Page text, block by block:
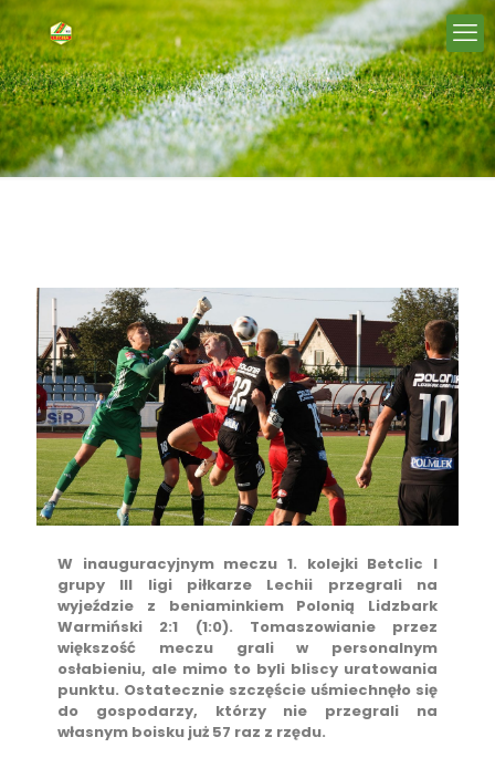
W inauguracyjnym meczu 1. kolejki Betclic I
grupy III ligi piłkarze Lechii przegrali na
wyjeździe z beniaminkiem Polonią Lidzbark
Warmiński 2:1 (1:0). Tomaszowianie przez
większość meczu grali w personalnym
osłabieniu, ale mimo to byli bliscy uratowania
punktu. Ostatecznie szczęście uśmiechnęło się
do gospodarzy, którzy nie przegrali na
własnym boisku już 57 raz z rzędu.